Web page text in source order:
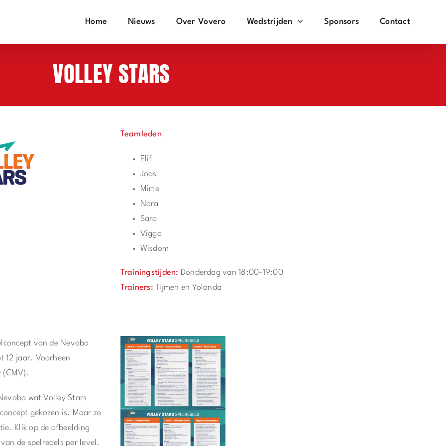
Home Nieuws Over Vovero Wedstrijden Sponsors Contact
VOLLEY STARS
Teamleden
Elif
Joas
Mirte
Nora
Sara
Viggo
Wisdom
Trainingstijden: Donderdag van 18:00-19:00
Trainers:
Tijmen en Yolanda
van de Nevobo
12 jaar. Voorheen
(CMV).
wat Volley Stars
gekozen is. Maar ze
Klik op de afbeelding
de spelregels per level.